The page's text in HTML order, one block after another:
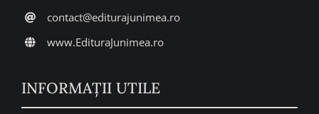
contact@editurajunimea.ro
www.EdituraJunimea.ro
INFORMAŢII UTILE